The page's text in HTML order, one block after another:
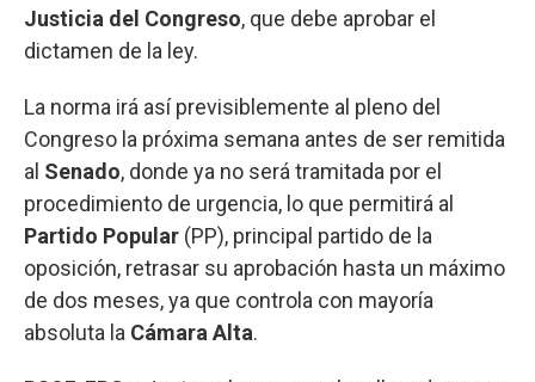
Justicia del Congreso, que debe aprobar el
dictamen de la ley.
La norma irá así previsiblemente al pleno del
Congreso la próxima semana antes de ser remitida
al Senado, donde ya no será tramitada por el
procedimiento de urgencia, lo que permitirá al
Partido Popular (PP), principal partido de la
oposición, retrasar su aprobación hasta un máximo
de dos meses, ya que controla con mayoría
absoluta la Cámara Alta.